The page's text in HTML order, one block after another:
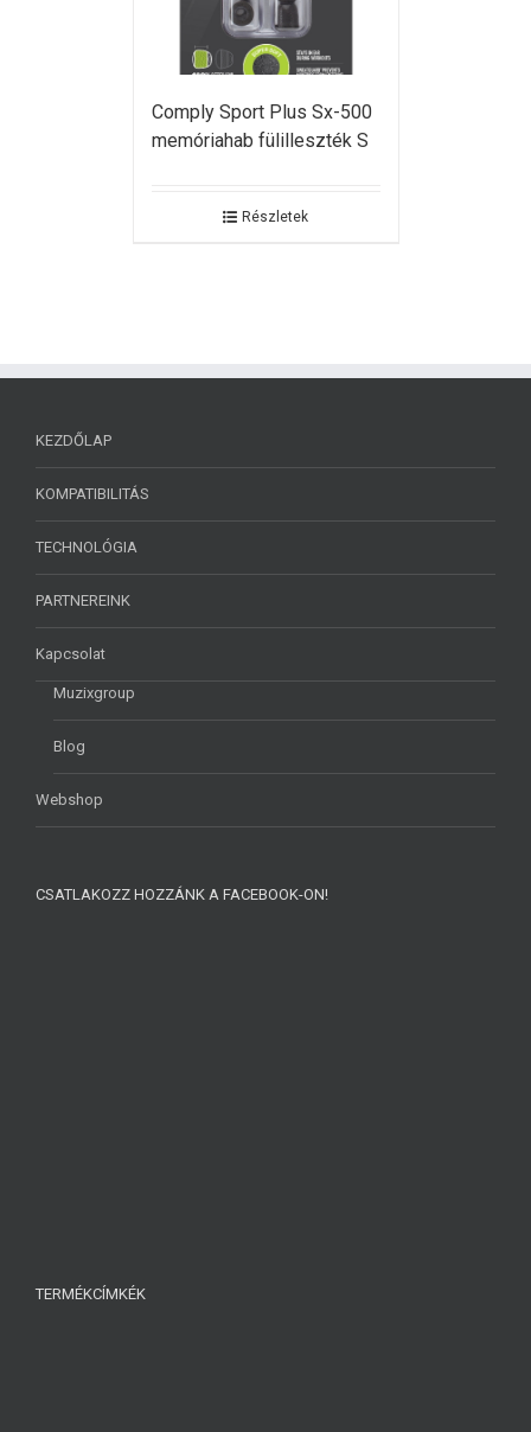
Comply Sport Plus Sx-500
memóriahab fülilleszték S
Részletek
KEZDŐLAP
KOMPATIBILITÁS
TECHNOLÓGIA
PARTNEREINK
Kapcsolat
Muzixgroup
Blog
Webshop
CSATLAKOZZ HOZZÁNK A FACEBOOK-ON!
TERMÉKCÍMKÉK